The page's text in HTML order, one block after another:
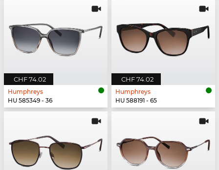
CHF 74.02
Humphreys
HU 585349 - 36
CHF 74.02
Humphreys
HU 588191 - 65